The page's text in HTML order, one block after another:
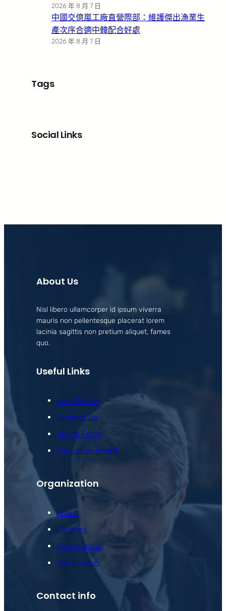
2026 年 8 月 7 日
中國交億嵐工廠直營際部：維護傑出漁業生
產次序合適中韓配合好處
2026 年 8 月 7 日
Tags
Social Links
About Us
Nisl libero ullamcorper id ipsum viverra
mauris non pellentesque placerat lorem
lacinia sagittis non pretium aliquet, fames
quo.
Useful Links
Help Center
Contact Us
Online Form
Education Board
Organization
About
Courses
Appreciation
Association
Contact info